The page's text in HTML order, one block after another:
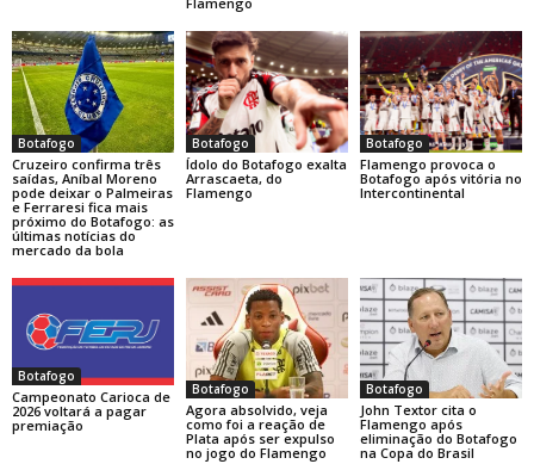
Botafogo
Cruzeiro confirma três
saídas, Aníbal Moreno
pode deixar o Palmeiras
e Ferraresi fica mais
próximo do Botafogo: as
últimas notícias do
mercado da bola
Botafogo
Ídolo do Botafogo exalta
Arrascaeta, do
Flamengo
Botafogo
Flamengo provoca o
Botafogo após vitória no
Intercontinental
Botafogo
Campeonato Carioca de
2026 voltará a pagar
premiação
Botafogo
Agora absolvido, veja
como foi a reação de
Plata após ser expulso
no jogo do Flamengo
Botafogo
John Textor cita o
Flamengo após
eliminação do Botafogo
na Copa do Brasil